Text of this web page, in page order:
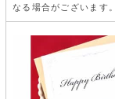
なる場合がございます。